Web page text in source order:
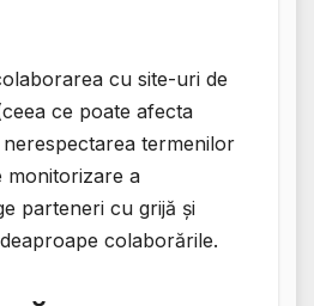
cu site-uri de
ce poate afecta
termenilor
monitorizare a
parteneri cu grijă și
colaborările.